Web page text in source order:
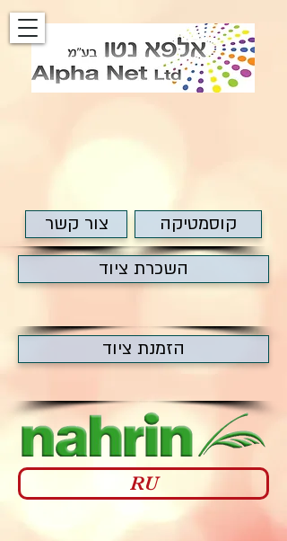
קוסמטיקה
צור קשר
השכרת ציוד
הזמנת ציוד
RU